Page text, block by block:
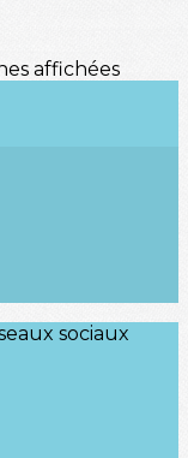
affichées
sociaux